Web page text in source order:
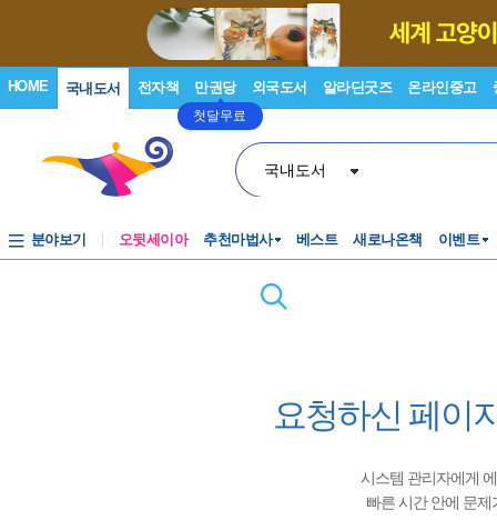
HOME 국내도서 전자책 만권당
첫달무료
외국도서 알라딘굿즈 온라인중고
국내도서
분야보기 오뒷세이아 추천마법사 베스트 새로나온책 이벤트
요청하신 페이
시스템 관리자에게
빠른 시간 안에 문